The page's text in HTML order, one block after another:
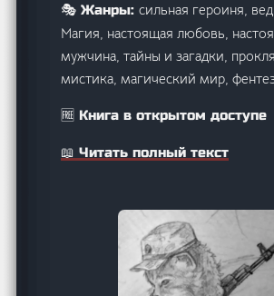
🎭 Жанры:сильная героиня,
Магия, настоящая любовь,
мужчина, тайны и загадки,
мистика, магический мир,
🆓 Книга в открытом доступе
📖 Читать полный текст